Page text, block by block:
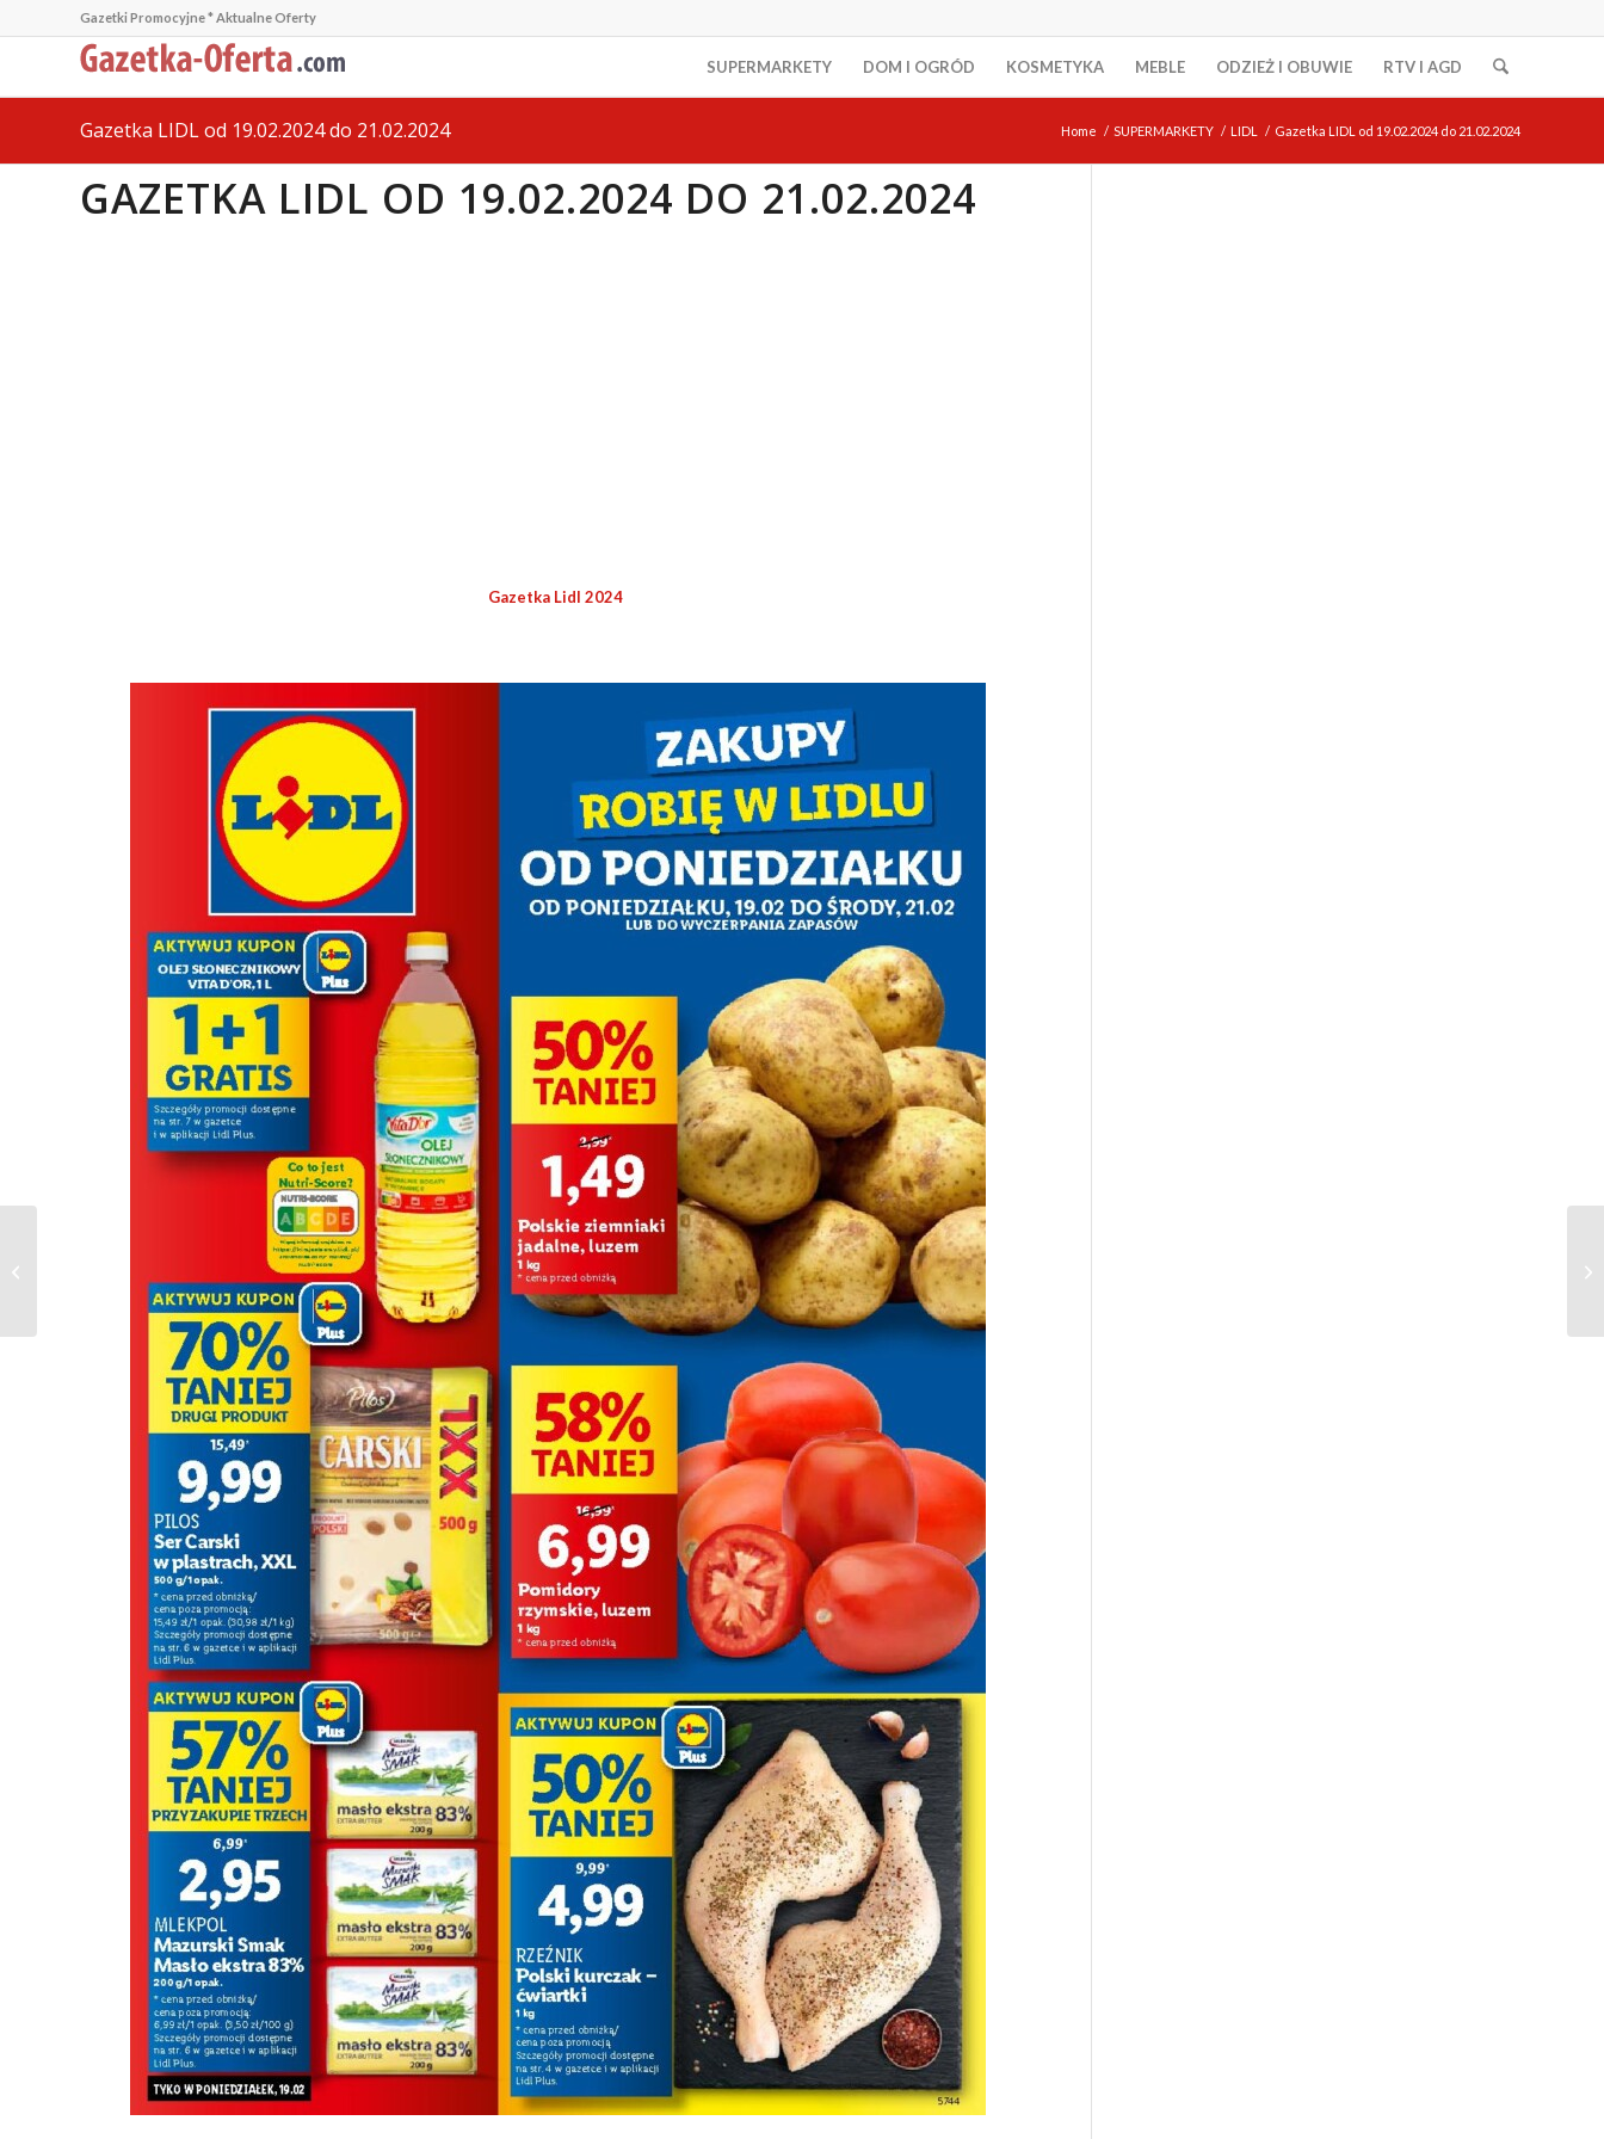
Gazetki Promocyjne * Aktualne Oferty
SUPERMARKETY DOM I OGRÓD KOSMETYKA MEBLE ODZIEŻ I OBUWIE RTV I AGD
Gazetka LIDL od 19.02.2024 do 21.02.2024 Home / SUPERMARKETY / LIDL / Gazetka LIDL od 19.02.2024 do 21.02.2024
GAZETKA LIDL OD 19.02.2024 DO 21.02.2024
Gazetka Lidl 2024
24.02.2024 – non food